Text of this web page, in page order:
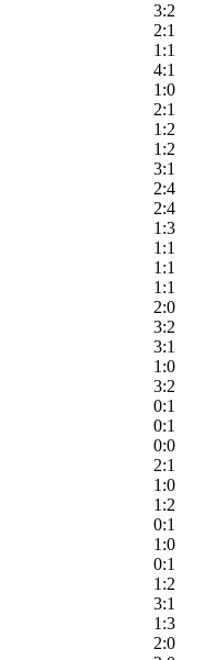
3:2
2:1
1:1
4:1
1:0
2:1
1:2
1:2
3:1
2:4
2:4
1:3
1:1
1:1
1:1
2:0
3:2
3:1
1:0
3:2
0:1
0:1
0:0
2:1
1:0
1:2
0:1
1:0
0:1
1:2
3:1
1:3
2:0